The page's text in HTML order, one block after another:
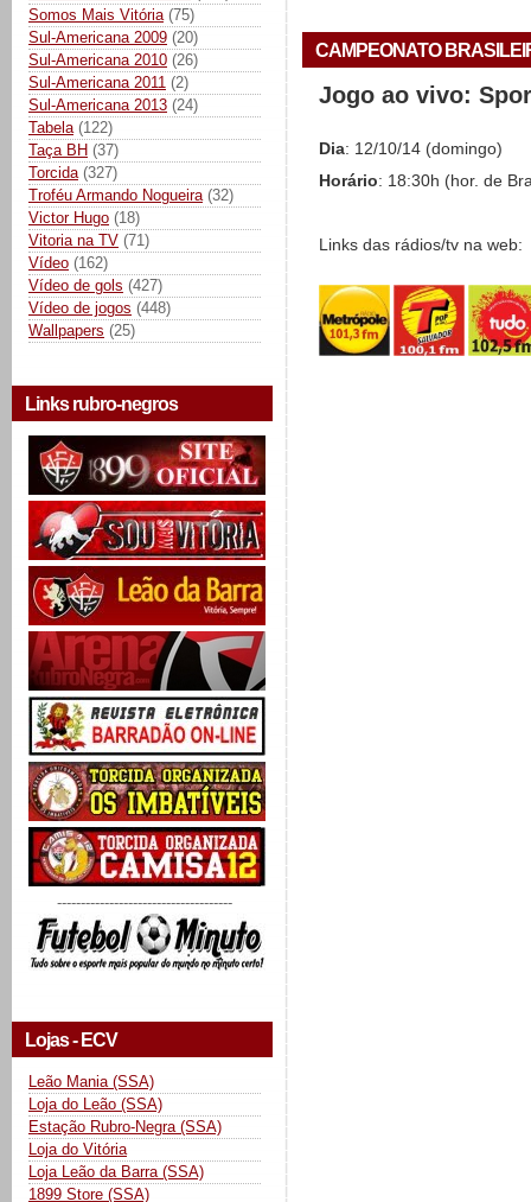
Somos Mais Vitória (75)
Sul-Americana 2009 (20)
Sul-Americana 2010 (26)
Sul-Americana 2011 (2)
Sul-Americana 2013 (24)
Tabela (122)
Taça BH (37)
Torcida (327)
Troféu Armando Nogueira (32)
Victor Hugo (18)
Vitoria na TV (71)
Vídeo (162)
Vídeo de gols (427)
Vídeo de jogos (448)
Wallpapers (25)
Links rubro-negros
-------------------------------------
Lojas - ECV
Leão Mania (SSA)
Loja do Leão (SSA)
Estação Rubro-Negra (SSA)
Loja do Vitória
Loja Leão da Barra (SSA)
1899 Store (SSA)
CAMPEONATO
Jogo ao vivo:
Dia: 12/10/14 (domingo)
Horário: 18:30h (hor. de
Links das rádios/tv na web: